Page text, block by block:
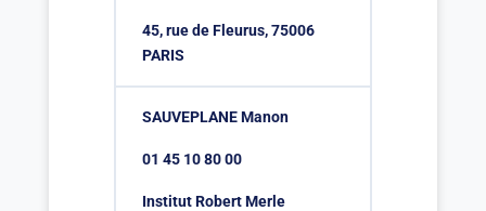
45, rue de Fleurus, 75006
PARIS
SAUVEPLANE Manon
01 45 10 80 00
Institut Robert Merle